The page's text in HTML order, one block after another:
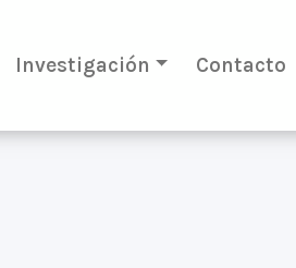
Investigación Contacto